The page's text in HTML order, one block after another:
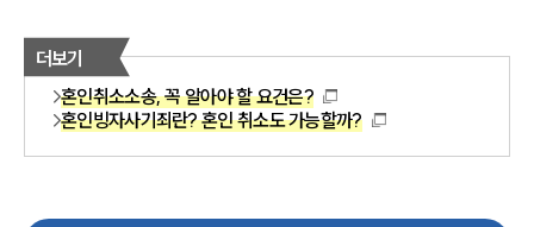
더보기
혼인취소소송, 꼭 알아야 할 요건은?
혼인빙자사기죄란? 혼인 취소도 가능할까?